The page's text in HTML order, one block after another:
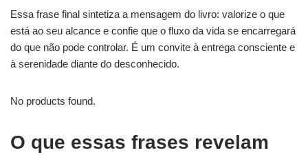
Essa frase final sintetiza a mensagem do livro: valorize o que
está ao seu alcance e confie que o fluxo da vida se encarregará
do que não pode controlar. É um convite à entrega consciente e
à serenidade diante do desconhecido.
No products found.
O que essas frases revelam